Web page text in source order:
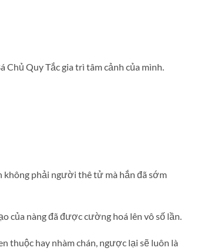
Quy Tắc gia trì tâm cảnh của mình.
không phải người thê tử mà hắn đã sớm
của nàng đã được cường hoá lên vô số lần.
thuộc hay nhàm chán, ngược lại sẽ luôn là